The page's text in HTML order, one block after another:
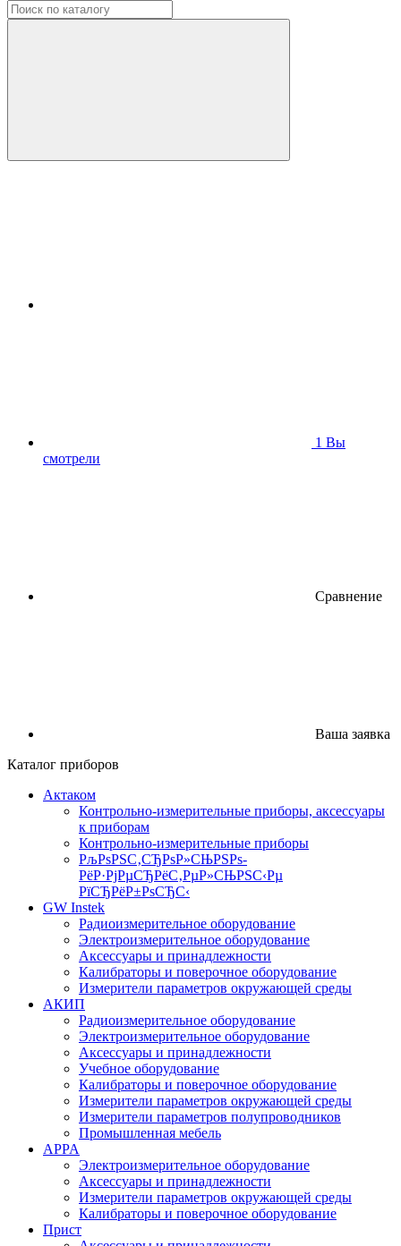
1 Вы
смотрели
Сравнение
Ваша заявка
Каталог приборов
Актаком
Контрольно-измерительные приборы, аксессуары
к приборам
Контрольно-измерительные приборы
РљРѕРЅС‚СЂРѕР»СЊРЅРѕ-
РёР·РјРµСЂРёС‚РµР»СЊРЅС‹Рµ
РїСЂРёР±РѕСЂС‹
GW Instek
Радиоизмерительное оборудование
Электроизмерительное оборудование
Аксессуары и принадлежности
Калибраторы и поверочное оборудование
Измерители параметров окружающей среды
АКИП
Радиоизмерительное оборудование
Электроизмерительное оборудование
Аксессуары и принадлежности
Учебное оборудование
Калибраторы и поверочное оборудование
Измерители параметров окружающей среды
Измерители параметров полупроводников
Промышленная мебель
APPA
Электроизмерительное оборудование
Аксессуары и принадлежности
Измерители параметров окружающей среды
Калибраторы и поверочное оборудование
Прист